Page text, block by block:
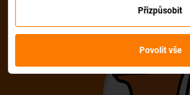
Pelikán se velmi
nabídku neumí
zastaralá nebo uvedená
Přizpůsobit
Povolit vše